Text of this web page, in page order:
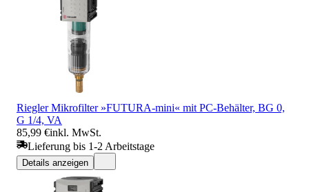
Riegler Mikrofilter »FUTURA-mini« mit PC-Behälter, BG 0,
G 1/4, VA
85,99 €inkl. MwSt.
Lieferung bis 1-2 Arbeitstage
Details anzeigen